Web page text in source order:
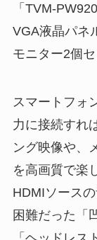
「TVM-
VGA液晶パネ
モニター2個セ
スマートフォ
力に接続すれ
ング映像や、
を高画質で楽
HDMIソース
困難だった「